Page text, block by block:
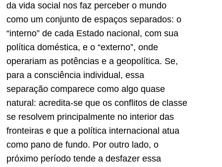
da vida social nos faz perceber o mundo
como um conjunto de espaços separados: o
“interno” de cada Estado nacional, com sua
política doméstica, e o “externo”, onde
operariam as potências e a geopolítica. Se,
para a consciência individual, essa
separação comparece como algo quase
natural: acredita-se que os conflitos de classe
se resolvem principalmente no interior das
fronteiras e que a política internacional atua
como pano de fundo. Por outro lado, o
próximo período tende a desfazer essa